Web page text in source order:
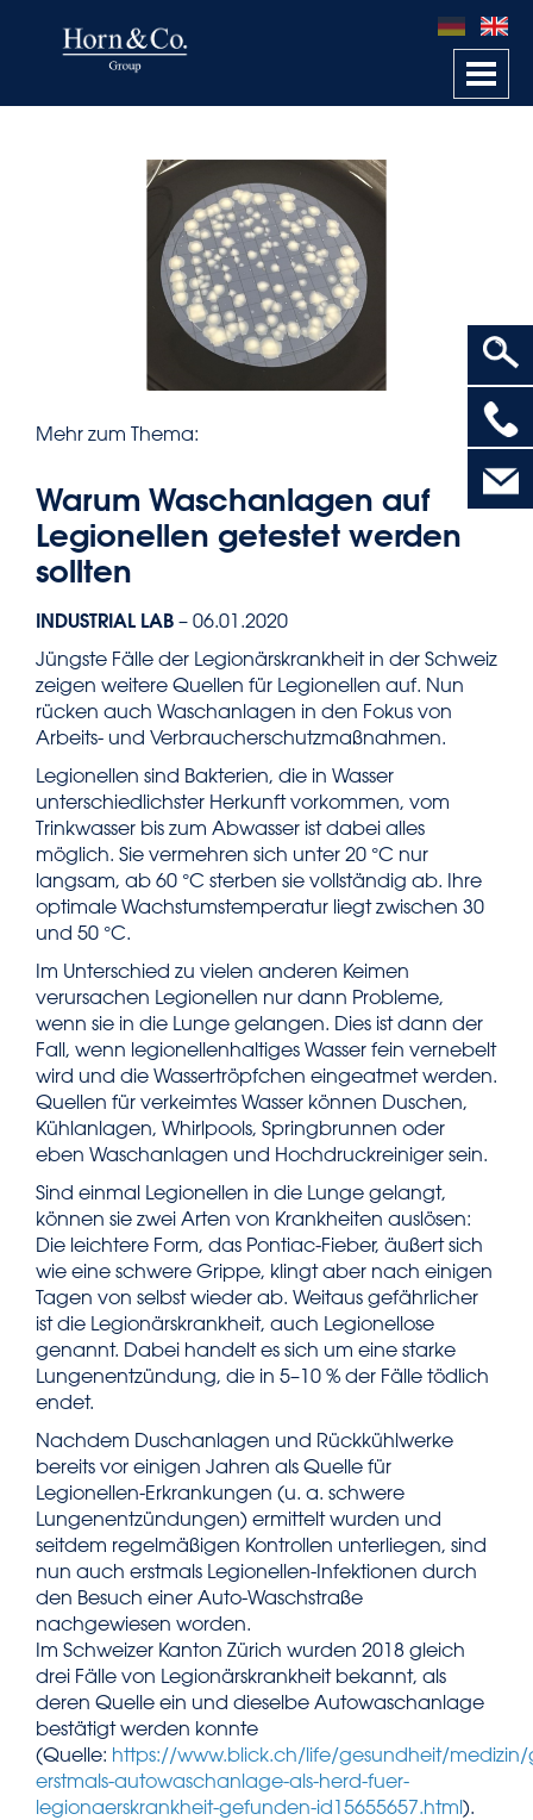
Mehr zum Thema:
Warum Waschanlagen auf
Legionellen getestet werden
sollten
INDUSTRIAL LAB – 06.01.2020
Jüngste Fälle der Legionärskrankheit in der Schweiz
zeigen weitere Quellen für Legionellen auf. Nun
rücken auch Waschanlagen in den Fokus von
Arbeits- und Verbraucherschutzmaßnahmen.
Legionellen sind Bakterien, die in Wasser
unterschiedlichster Herkunft vorkommen, vom
Trinkwasser bis zum Abwasser ist dabei alles
möglich. Sie vermehren sich unter 20 °C nur
langsam, ab 60 °C sterben sie vollständig ab. Ihre
optimale Wachstumstemperatur liegt zwischen 30
und 50 °C.
Im Unterschied zu vielen anderen Keimen
verursachen Legionellen nur dann Probleme,
wenn sie in die Lunge gelangen. Dies ist dann der
Fall, wenn legionellenhaltiges Wasser fein vernebelt
wird und die Wassertröpfchen eingeatmet werden.
Quellen für verkeimtes Wasser können Duschen,
Kühlanlagen, Whirlpools, Springbrunnen oder
eben Waschanlagen und Hochdruckreiniger sein.
Sind einmal Legionellen in die Lunge gelangt,
können sie zwei Arten von Krankheiten auslösen:
Die leichtere Form, das Pontiac-Fieber, äußert sich
wie eine schwere Grippe, klingt aber nach einigen
Tagen von selbst wieder ab. Weitaus gefährlicher
ist die Legionärskrankheit, auch Legionellose
genannt. Dabei handelt es sich um eine starke
Lungenentzündung, die in 5–10 % der Fälle tödlich
endet.
Nachdem Duschanlagen und Rückkühlwerke
bereits vor einigen Jahren als Quelle für
Legionellen-Erkrankungen (u. a. schwere
Lungenentzündungen) ermittelt wurden und
seitdem regelmäßigen Kontrollen unterliegen, sind
nun auch erstmals Legionellen-Infektionen durch
den Besuch einer Auto-Waschstraße
nachgewiesen worden.
Im Schweizer Kanton Zürich wurden 2018 gleich
drei Fälle von Legionärskrankheit bekannt, als
deren Quelle ein und dieselbe Autowaschanlage
bestätigt werden konnte
(Quelle: https://www.blick.ch/life/gesundheit/medizin/
erstmals-autowaschanlage-als-herd-fuer-
legionaerskrankheit-gefunden-id15655657.html).